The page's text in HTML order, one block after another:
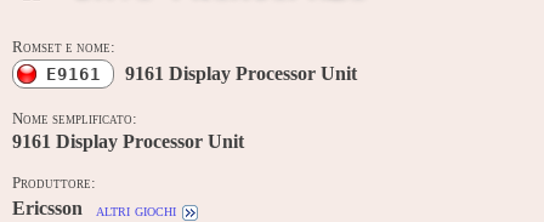
Romset e nome:
E9161 9161 Display Processor Unit
Nome semplificato:
9161 Display Processor Unit
Produttore:
Ericsson altri giochi